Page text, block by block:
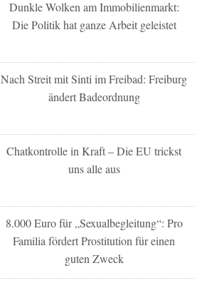
Dunkle Wolken am Immobilienmarkt:
Die Politik hat ganze Arbeit geleistet
Nach Streit mit Sinti im Freibad: Freiburg
ändert Badeordnung
Chatkontrolle in Kraft – Die EU trickst
uns alle aus
8.000 Euro für „Sexualbegleitung“: Pro
Familia fördert Prostitution für einen
guten Zweck